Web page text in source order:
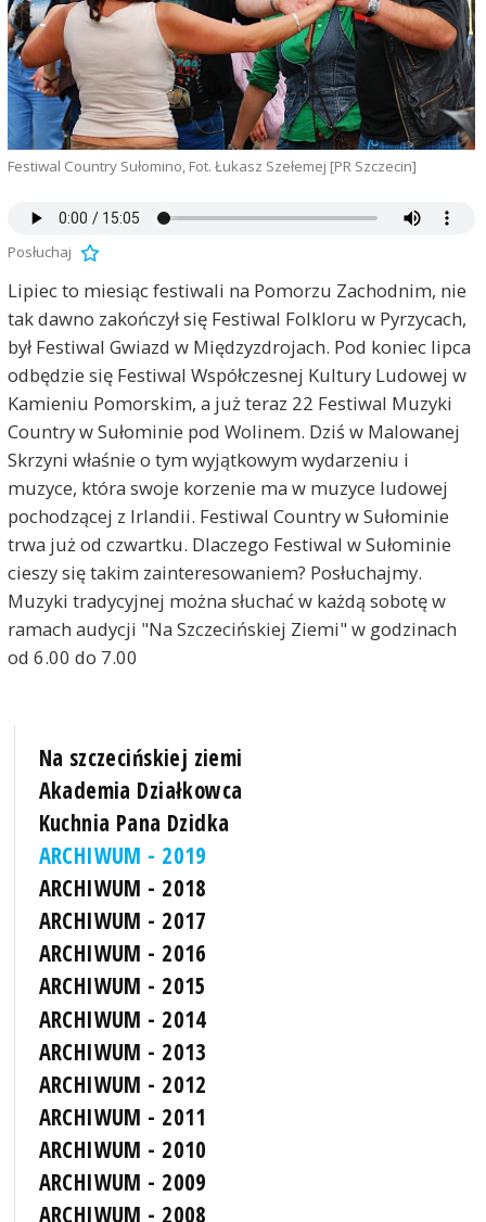
Festiwal Country Sułomino, Fot. Łukasz Szełemej [PR Szczecin]
Posłuchaj
Lipiec to miesiąc festiwali na Pomorzu Zachodnim, nie
tak dawno zakończył się Festiwal Folkloru w Pyrzycach,
był Festiwal Gwiazd w Międzyzdrojach. Pod koniec lipca
odbędzie się Festiwal Współczesnej Kultury Ludowej w
Kamieniu Pomorskim, a już teraz 22 Festiwal Muzyki
Country w Sułominie pod Wolinem. Dziś w Malowanej
Skrzyni właśnie o tym wyjątkowym wydarzeniu i
muzyce, która swoje korzenie ma w muzyce ludowej
pochodzącej z Irlandii. Festiwal Country w Sułominie
trwa już od czwartku. Dlaczego Festiwal w Sułominie
cieszy się takim zainteresowaniem? Posłuchajmy.
Muzyki tradycyjnej można słuchać w każdą sobotę w
ramach audycji "Na Szczecińskiej Ziemi" w godzinach
od 6.00 do 7.00
Na szczecińskiej ziemi
Akademia Działkowca
Kuchnia Pana Dzidka
ARCHIWUM - 2019
ARCHIWUM - 2018
ARCHIWUM - 2017
ARCHIWUM - 2016
ARCHIWUM - 2015
ARCHIWUM - 2014
ARCHIWUM - 2013
ARCHIWUM - 2012
ARCHIWUM - 2011
ARCHIWUM - 2010
ARCHIWUM - 2009
ARCHIWUM - 2008